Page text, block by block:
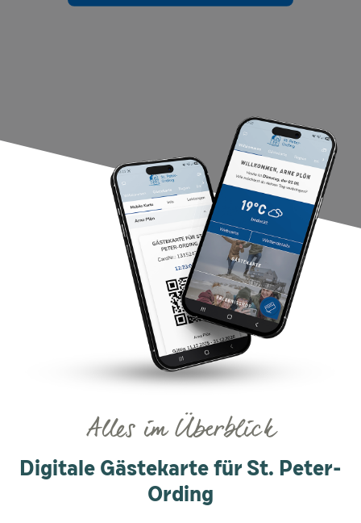
Alles im Überblick
Digitale Gästekarte für St. Peter-
Ording